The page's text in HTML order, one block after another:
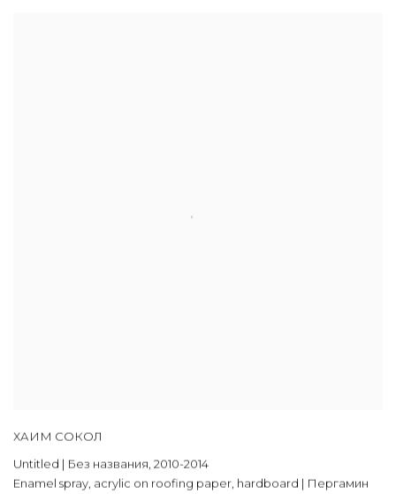
ХАИМ СОКОЛ
Untitled | Без названия, 2010-2014
Enamel spray, acrylic on roofing paper, hardboard | Пергамин